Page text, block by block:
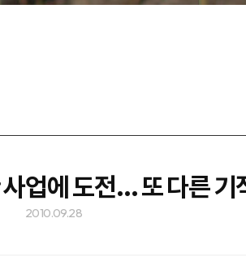
업에 도전… 또 다른 기
2010.09.28